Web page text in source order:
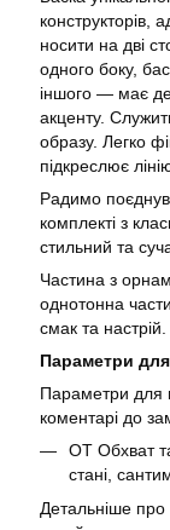
носити на дві
одного боку,
іншого — має
акценту.
образу. Легко
підкреслює лінію
Радимо
комплекті з
стильний та
Частина з
однотонна
смак та настрій.
Параметри
Параметри для
коментарі до
ОТ Обхват
стані,
Детальніше про